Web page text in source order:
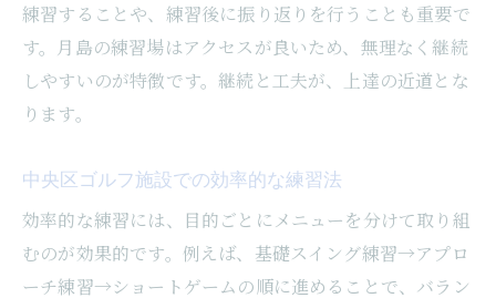
充実したゴルフ設備がサポートする上達
ゴルフ施設の雰囲気とモチベーション維持
月島エリアで得られる仲間との交流体験
コスパと上達を両立する月島ゴルフ活用術
コスパ良くゴルフ上達を目指す練習法
月島のゴルフ練習場で得する利用方法
効率的なレッスン受講で上達を実感
練習することや、練習後に振り返りを行うことも重要で
す。月島の練習場はアクセスが良いため、無理なく継続
しやすいのが特徴です。継続と工夫が、上達の近道とな
ります。
中央区ゴルフ施設での効率的な練習法
効率的な練習には、目的ごとにメニューを分けて取り組
むのが効果的です。例えば、基礎スイング練習→アプロ
ーチ練習→ショートゲームの順に進めることで、バラン